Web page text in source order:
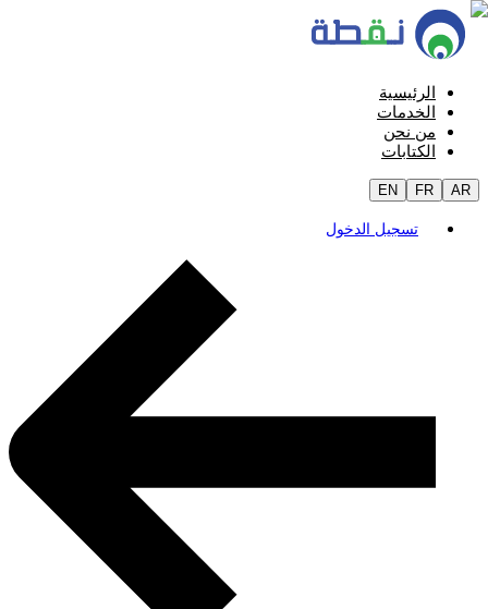
الرئيسية
الخدمات
من نحن
الكتابات
EN FR AR
تسجيل الدخول